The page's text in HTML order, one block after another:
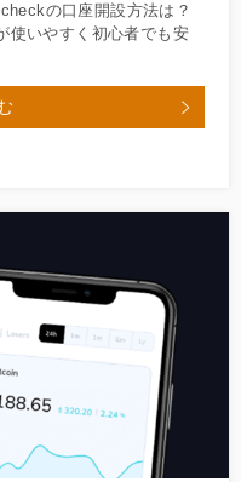
の口座開設方法は？
いやすく初心者でも安